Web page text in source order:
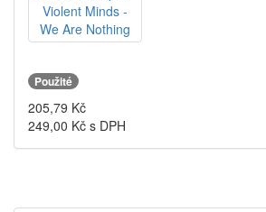
Použité
205,79 Kč
249,00 Kč s DPH